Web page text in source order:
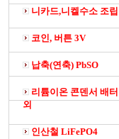
니카드,니켈수소 조립
코인, 버튼 3V
납축(연축) PbSO
리튬이온 콘덴서 배터
외
인산철 LiFePO4